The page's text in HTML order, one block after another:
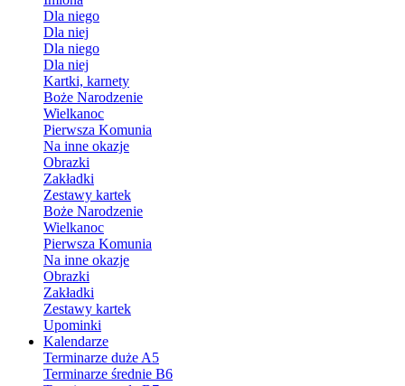
Dla niego
Dla niej
Dla niego
Dla niej
Kartki, karnety
Boże Narodzenie
Wielkanoc
Pierwsza Komunia
Na inne okazje
Obrazki
Zakładki
Zestawy kartek
Boże Narodzenie
Wielkanoc
Pierwsza Komunia
Na inne okazje
Obrazki
Zakładki
Zestawy kartek
Upominki
Kalendarze
Terminarze duże A5
Terminarze średnie B6